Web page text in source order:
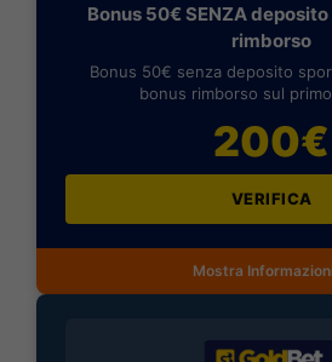
Bonus 50€ SENZA
rimborso
Bonus 50€ senza deposito
bonus rimborso sul
200€
VERIFICA
Mostra